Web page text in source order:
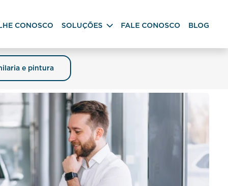
CONOSCO SOLUÇÕES FALE CONOSCO BLOG
e pintura